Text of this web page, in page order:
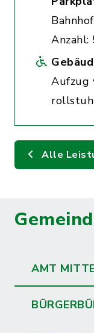
Anzahl:
Aufzug
Alle
AMT